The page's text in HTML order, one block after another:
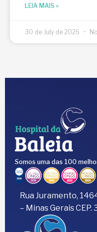
LEIA MAIS »
30 de July de 2026
Somos uma das 100
Rua Juramento,
– Minas Gerais